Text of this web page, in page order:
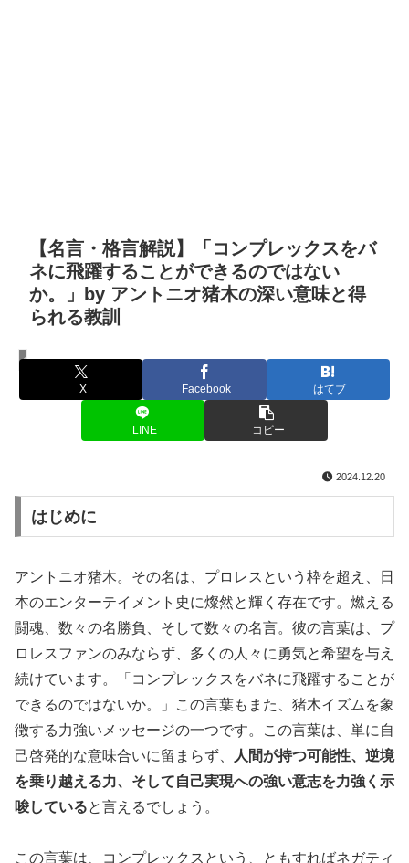
【名言・格言解説】「コンプレックスをバ
ネに飛躍することができるのではない
か。」by アントニオ猪木の深い意味と得
られる教訓
名言・格言
X Facebook はてブ
LINE コピー
2024.12.20
はじめに
アントニオ猪木。その名は、プロレスという枠を超え、日
本のエンターテイメント史に燦然と輝く存在です。燃える
闘魂、数々の名勝負、そして数々の名言。彼の言葉は、プ
ロレスファンのみならず、多くの人々に勇気と希望を与え
続けています。「コンプレックスをバネに飛躍することが
できるのではないか。」この言葉もまた、猪木イズムを象
徴する力強いメッセージの一つです。この言葉は、単に自
己啓発的な意味合いに留まらず、
人間が持つ可能性、逆境
を乗り越える力、そして自己実現への強い意志を力強く示
唆していると言えるでしょう。
この言葉は、コンプレックスという、ともすればネガティ